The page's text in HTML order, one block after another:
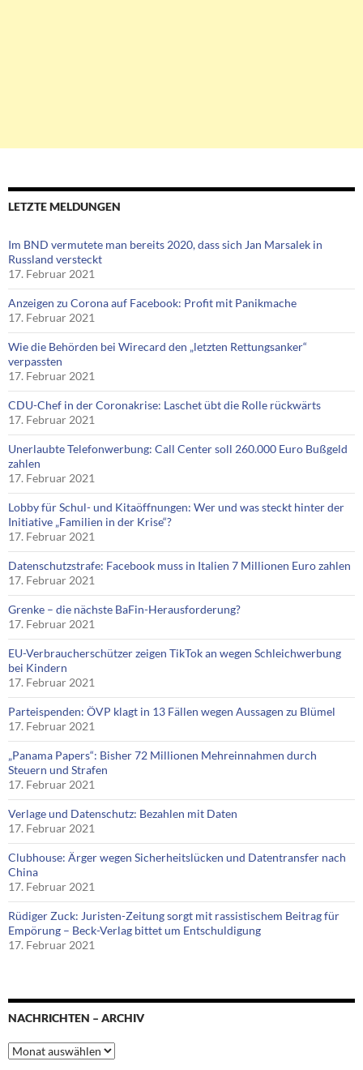
LETZTE MELDUNGEN
Im BND vermutete man bereits 2020, dass sich Jan Marsalek in
Russland versteckt
17. Februar 2021
Anzeigen zu Corona auf Facebook: Profit mit Panikmache
17. Februar 2021
Wie die Behörden bei Wirecard den „letzten Rettungsanker“
verpassten
17. Februar 2021
CDU-Chef in der Coronakrise: Laschet übt die Rolle rückwärts
17. Februar 2021
Unerlaubte Telefonwerbung: Call Center soll 260.000 Euro Bußgeld
zahlen
17. Februar 2021
Lobby für Schul- und Kitaöffnungen: Wer und was steckt hinter der
Initiative „Familien in der Krise“?
17. Februar 2021
Datenschutzstrafe: Facebook muss in Italien 7 Millionen Euro zahlen
17. Februar 2021
Grenke – die nächste BaFin-Herausforderung?
17. Februar 2021
EU-Verbraucherschützer zeigen TikTok an wegen Schleichwerbung
bei Kindern
17. Februar 2021
Parteispenden: ÖVP klagt in 13 Fällen wegen Aussagen zu Blümel
17. Februar 2021
„Panama Papers“: Bisher 72 Millionen Mehreinnahmen durch
Steuern und Strafen
17. Februar 2021
Verlage und Datenschutz: Bezahlen mit Daten
17. Februar 2021
Clubhouse: Ärger wegen Sicherheitslücken und Datentransfer nach
China
17. Februar 2021
Rüdiger Zuck: Juristen-Zeitung sorgt mit rassistischem Beitrag für
Empörung – Beck-Verlag bittet um Entschuldigung
17. Februar 2021
NACHRICHTEN – ARCHIV
Nachrichten
–